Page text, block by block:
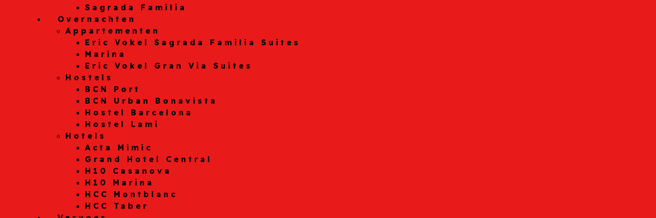
Sagrada Familia
Overnachten
Appartementen
Eric Vokel Sagrada Familia Suites
Marina
Eric Vokel Gran Via Suites
Hostels
BCN Port
BCN Urban Bonavista
Hostel Barcelona
Hostel Lami
Hotels
Acta Mimic
Grand Hotel Central
H10 Casanova
H10 Marina
HCC Montblanc
HCC Taber